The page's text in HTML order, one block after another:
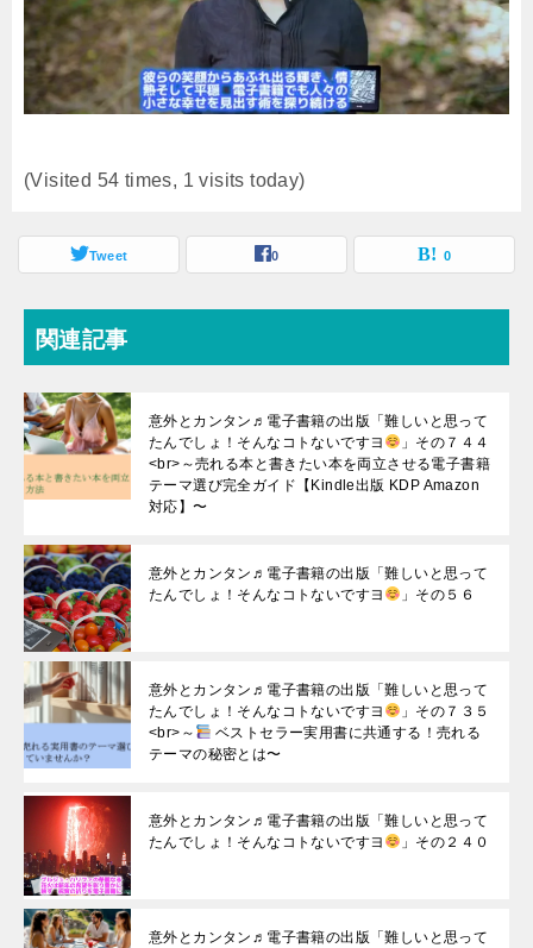
(Visited 54 times, 1 visits today)
Tweet 0 0
関連記事
意外とカンタン♬電子書籍の出版「難しいと思って
たんでしょ！そんなコトないですヨ
」その７４４
<br>～売れる本と書きたい本を両立させる電子書籍
テーマ選び完全ガイド【Kindle出版 KDP Amazon
対応】〜
意外とカンタン♬電子書籍の出版「難しいと思って
たんでしょ！そんなコトないですヨ
」その５６
意外とカンタン♬電子書籍の出版「難しいと思って
たんでしょ！そんなコトないですヨ
」その７３５
<br>～
ベストセラー実用書に共通する！売れる
テーマの秘密とは〜
意外とカンタン♬電子書籍の出版「難しいと思って
たんでしょ！そんなコトないですヨ
」その２４０
意外とカンタン♬電子書籍の出版「難しいと思って